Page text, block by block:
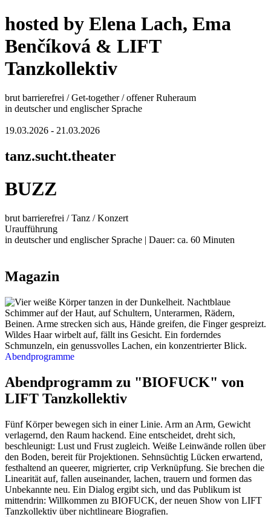
hosted by Elena Lach, Ema
Benčíková & LIFT
Tanzkollektiv
brut barrierefrei / Get-together / offener Ruheraum
in deutscher und englischer Sprache
19.03.2026 - 21.03.2026
tanz.sucht.theater
BUZZ
brut barrierefrei / Tanz / Konzert
Uraufführung
in deutscher und englischer Sprache | Dauer: ca. 60 Minuten
Magazin
Abendprogramme
Abendprogramm zu "BIOFUCK" von
LIFT Tanzkollektiv
Fünf Körper bewegen sich in einer Linie. Arm an Arm, Gewicht
verlagernd, den Raum hackend. Eine entscheidet, dreht sich,
beschleunigt: Lust und Frust zugleich. Weiße Leinwände rollen über
den Boden, bereit für Projektionen. Sehnsüchtig Lücken erwartend,
festhaltend an queerer, migrierter, crip Verknüpfung. Sie brechen die
Linearität auf, fallen auseinander, lachen, trauern und formen das
Unbekannte neu. Ein Dialog ergibt sich, und das Publikum ist
mittendrin: Willkommen zu BIOFUCK, der neuen Show von LIFT
Tanzkollektiv über nichtlineare Biografien.